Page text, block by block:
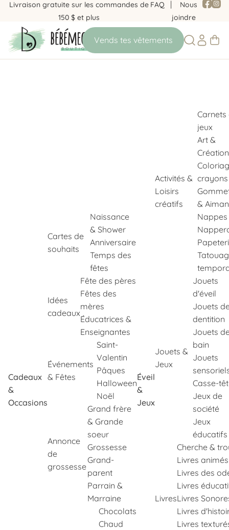
Livraison gratuite sur les commandes de
150 $ et plus
FAQ
Nous
joindre
Cadeaux
&
Occasions
Cartes de
souhaits
Naissance
& Shower
Anniversaire
Temps des
fêtes
Idées
cadeaux
Fête des pères
Fêtes des
mères
Éducatrices &
Enseignantes
Événements
& Fêtes
Saint-
Valentin
Pâques
Halloween
Noël
Annonce
de
grossesse
Grand frère
& Grande
soeur
Grossesse
Grand-
parent
Parrain &
Marraine
Chocolats
Chaud
Éveil
&
Jeux
Activités &
Loisirs
créatifs
Carnets
jeux
Art &
Création
crayons
&
Nappes
Jouets &
Jeux
Jouets
d'éveil
Jouets
dentition
Jouets
bain
Jouets
Casse-
Jeux de
société
Jeux
éducatifs
Livres
Cherche &
Livres animés
Livres des
Livres
Livres
Livres
Livres